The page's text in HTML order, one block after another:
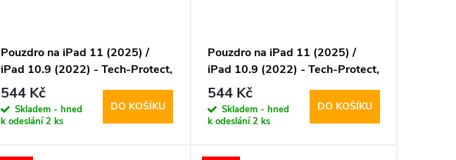
Pouzdro na iPad 11 (2025) /
iPad 10.9 (2022) - Tech-Protect,
SmartCase Pen Black
544 Kč
Skladem - hned
k odeslání2 ks
DO KOŠÍKU
Pouzdro na iPad 11 (2025) /
iPad 10.9 (2022) - Tech-Protect,
SmartCase Hybrid Gray
544 Kč
Skladem - hned
k odeslání2 ks
DO KOŠÍKU